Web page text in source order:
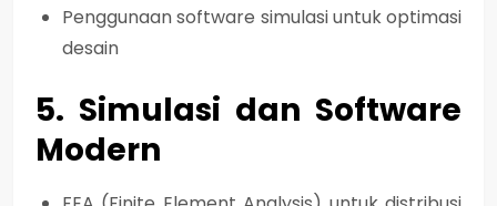
Penggunaan software simulasi untuk optimasi
desain
5. Simulasi dan Software
Modern